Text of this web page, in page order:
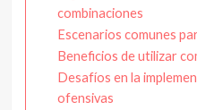
combinaciones
Escenarios comunes
Beneficios de utilizar
Desafíos en la
ofensivas